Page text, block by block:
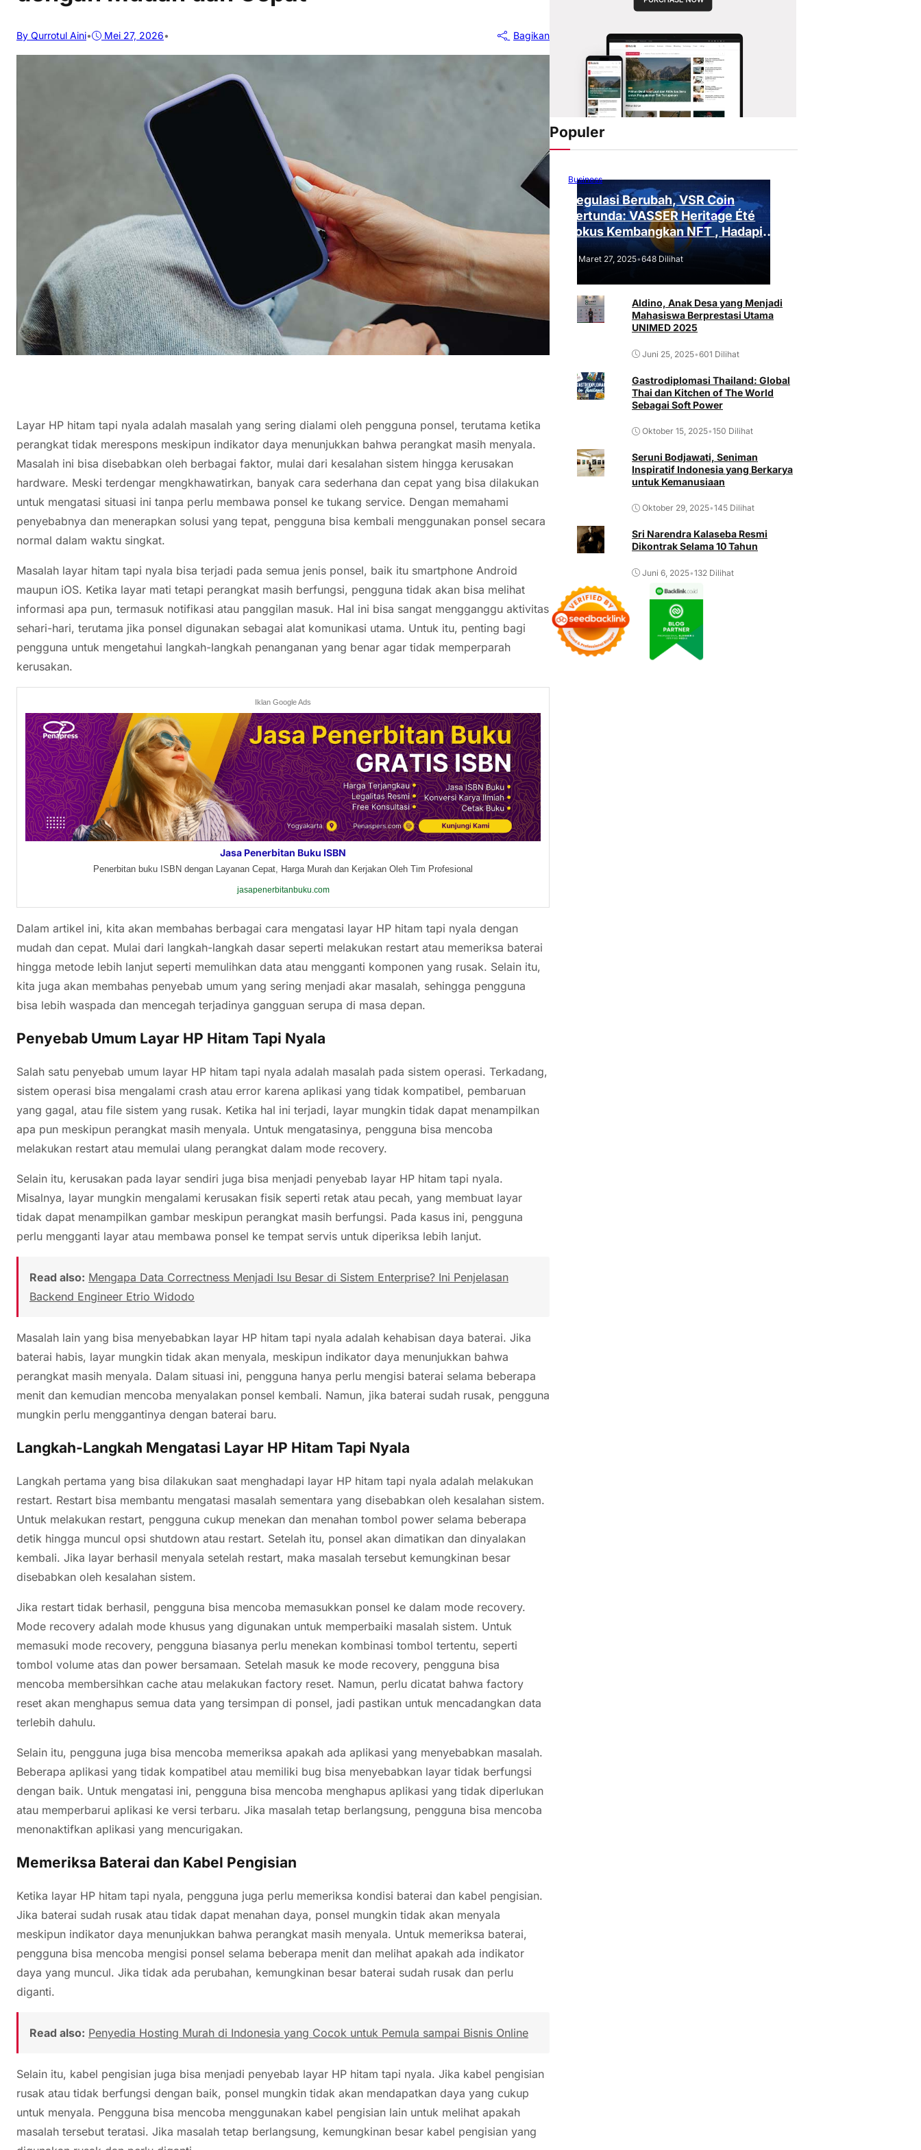
By Qurrotul Aini• Mei 27, 2026• Bagikan
Layar HP hitam tapi nyala adalah masalah yang sering dialami oleh pengguna ponsel, terutama ketika
perangkat tidak merespons meskipun indikator daya menunjukkan bahwa perangkat masih menyala.
Masalah ini bisa disebabkan oleh berbagai faktor, mulai dari kesalahan sistem hingga kerusakan
hardware. Meski terdengar mengkhawatirkan, banyak cara sederhana dan cepat yang bisa dilakukan
untuk mengatasi situasi ini tanpa perlu membawa ponsel ke tukang service. Dengan memahami
penyebabnya dan menerapkan solusi yang tepat, pengguna bisa kembali menggunakan ponsel secara
normal dalam waktu singkat.
Masalah layar hitam tapi nyala bisa terjadi pada semua jenis ponsel, baik itu smartphone Android
maupun iOS. Ketika layar mati tetapi perangkat masih berfungsi, pengguna tidak akan bisa melihat
informasi apa pun, termasuk notifikasi atau panggilan masuk. Hal ini bisa sangat mengganggu aktivitas
sehari-hari, terutama jika ponsel digunakan sebagai alat komunikasi utama. Untuk itu, penting bagi
pengguna untuk mengetahui langkah-langkah penanganan yang benar agar tidak memperparah
kerusakan.
Iklan Google Ads
Jasa Penerbitan Buku ISBN
Penerbitan buku ISBN dengan Layanan Cepat, Harga Murah dan Kerjakan Oleh Tim Profesional
jasapenerbitanbuku.com
Dalam artikel ini, kita akan membahas berbagai cara mengatasi layar HP hitam tapi nyala dengan
mudah dan cepat. Mulai dari langkah-langkah dasar seperti melakukan restart atau memeriksa baterai
hingga metode lebih lanjut seperti memulihkan data atau mengganti komponen yang rusak. Selain itu,
kita juga akan membahas penyebab umum yang sering menjadi akar masalah, sehingga pengguna
bisa lebih waspada dan mencegah terjadinya gangguan serupa di masa depan.
Penyebab Umum Layar HP Hitam Tapi Nyala
Salah satu penyebab umum layar HP hitam tapi nyala adalah masalah pada sistem operasi. Terkadang,
sistem operasi bisa mengalami crash atau error karena aplikasi yang tidak kompatibel, pembaruan
yang gagal, atau file sistem yang rusak. Ketika hal ini terjadi, layar mungkin tidak dapat menampilkan
apa pun meskipun perangkat masih menyala. Untuk mengatasinya, pengguna bisa mencoba
melakukan restart atau memulai ulang perangkat dalam mode recovery.
Selain itu, kerusakan pada layar sendiri juga bisa menjadi penyebab layar HP hitam tapi nyala.
Misalnya, layar mungkin mengalami kerusakan fisik seperti retak atau pecah, yang membuat layar
tidak dapat menampilkan gambar meskipun perangkat masih berfungsi. Pada kasus ini, pengguna
perlu mengganti layar atau membawa ponsel ke tempat servis untuk diperiksa lebih lanjut.
Read also: Mengapa Data Correctness Menjadi Isu Besar di Sistem Enterprise? Ini Penjelasan
Backend Engineer Etrio Widodo
Masalah lain yang bisa menyebabkan layar HP hitam tapi nyala adalah kehabisan daya baterai. Jika
baterai habis, layar mungkin tidak akan menyala, meskipun indikator daya menunjukkan bahwa
perangkat masih menyala. Dalam situasi ini, pengguna hanya perlu mengisi baterai selama beberapa
menit dan kemudian mencoba menyalakan ponsel kembali. Namun, jika baterai sudah rusak, pengguna
mungkin perlu menggantinya dengan baterai baru.
Langkah-Langkah Mengatasi Layar HP Hitam Tapi Nyala
Langkah pertama yang bisa dilakukan saat menghadapi layar HP hitam tapi nyala adalah melakukan
restart. Restart bisa membantu mengatasi masalah sementara yang disebabkan oleh kesalahan sistem.
Untuk melakukan restart, pengguna cukup menekan dan menahan tombol power selama beberapa
detik hingga muncul opsi shutdown atau restart. Setelah itu, ponsel akan dimatikan dan dinyalakan
kembali. Jika layar berhasil menyala setelah restart, maka masalah tersebut kemungkinan besar
disebabkan oleh kesalahan sistem.
Jika restart tidak berhasil, pengguna bisa mencoba memasukkan ponsel ke dalam mode recovery.
Mode recovery adalah mode khusus yang digunakan untuk memperbaiki masalah sistem. Untuk
memasuki mode recovery, pengguna biasanya perlu menekan kombinasi tombol tertentu, seperti
tombol volume atas dan power bersamaan. Setelah masuk ke mode recovery, pengguna bisa
mencoba membersihkan cache atau melakukan factory reset. Namun, perlu dicatat bahwa factory
reset akan menghapus semua data yang tersimpan di ponsel, jadi pastikan untuk mencadangkan data
terlebih dahulu.
Selain itu, pengguna juga bisa mencoba memeriksa apakah ada aplikasi yang menyebabkan masalah.
Beberapa aplikasi yang tidak kompatibel atau memiliki bug bisa menyebabkan layar tidak berfungsi
dengan baik. Untuk mengatasi ini, pengguna bisa mencoba menghapus aplikasi yang tidak diperlukan
atau memperbarui aplikasi ke versi terbaru. Jika masalah tetap berlangsung, pengguna bisa mencoba
menonaktifkan aplikasi yang mencurigakan.
Memeriksa Baterai dan Kabel Pengisian
Ketika layar HP hitam tapi nyala, pengguna juga perlu memeriksa kondisi baterai dan kabel pengisian.
Jika baterai sudah rusak atau tidak dapat menahan daya, ponsel mungkin tidak akan menyala
meskipun indikator daya menunjukkan bahwa perangkat masih menyala. Untuk memeriksa baterai,
pengguna bisa mencoba mengisi ponsel selama beberapa menit dan melihat apakah ada indikator
daya yang muncul. Jika tidak ada perubahan, kemungkinan besar baterai sudah rusak dan perlu
diganti.
Read also: Penyedia Hosting Murah di Indonesia yang Cocok untuk Pemula sampai Bisnis Online
Selain itu, kabel pengisian juga bisa menjadi penyebab layar HP hitam tapi nyala. Jika kabel pengisian
rusak atau tidak berfungsi dengan baik, ponsel mungkin tidak akan mendapatkan daya yang cukup
untuk menyala. Pengguna bisa mencoba menggunakan kabel pengisian lain untuk melihat apakah
masalah tersebut teratasi. Jika masalah tetap berlangsung, kemungkinan besar kabel pengisian yang
Populer
Business
Regulasi Berubah, VSR Coin
Tertunda: VASSER Heritage Été
Fokus Kembangkan NFT , Hadapi
Tantangan Regulasi!
Maret 27, 2025•648 Dilihat
Aldino, Anak Desa yang Menjadi
Mahasiswa Berprestasi Utama
UNIMED 2025
Juni 25, 2025•601 Dilihat
Gastrodiplomasi Thailand: Global
Thai dan Kitchen of The World
Sebagai Soft Power
Oktober 15, 2025•150 Dilihat
Seruni Bodjawati, Seniman
Inspiratif Indonesia yang Berkarya
untuk Kemanusiaan
Oktober 29, 2025•145 Dilihat
Sri Narendra Kalaseba Resmi
Dikontrak Selama 10 Tahun
Juni 6, 2025•132 Dilihat